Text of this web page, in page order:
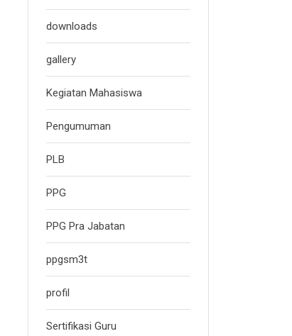
downloads
gallery
Kegiatan Mahasiswa
Pengumuman
PLB
PPG
PPG Pra Jabatan
ppgsm3t
profil
Sertifikasi Guru